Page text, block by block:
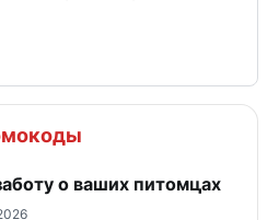
о ваших питомцах